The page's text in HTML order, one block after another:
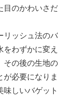
目のかわいさ
リッシュ法の
をわずかに変
その後の生地
が必要になり
味しいバゲット